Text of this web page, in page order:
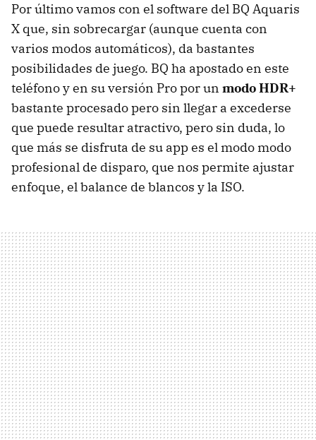
Por último vamos con el software del BQ Aquaris
X que, sin sobrecargar (aunque cuenta con
varios modos automáticos), da bastantes
posibilidades de juego. BQ ha apostado en este
teléfono y en su versión Pro por un modo HDR+
bastante procesado pero sin llegar a excederse
que puede resultar atractivo, pero sin duda, lo
que más se disfruta de su app es el modo modo
profesional de disparo, que nos permite ajustar
enfoque, el balance de blancos y la ISO.